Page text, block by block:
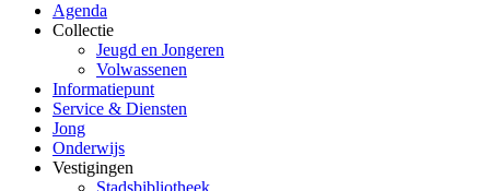
Agenda
Collectie
Jeugd en Jongeren
Volwassenen
Informatiepunt
Service & Diensten
Jong
Onderwijs
Vestigingen
Stadsbibliotheek